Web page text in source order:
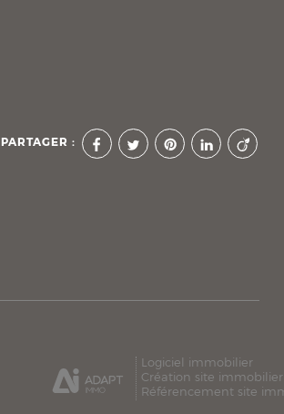
PARTAGER :
Logiciel immobilier
Création site immobilier
Référencement site